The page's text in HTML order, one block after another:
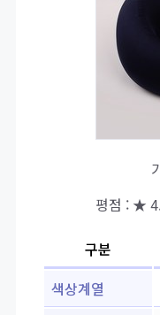
평점 : ★
구분
색상계열